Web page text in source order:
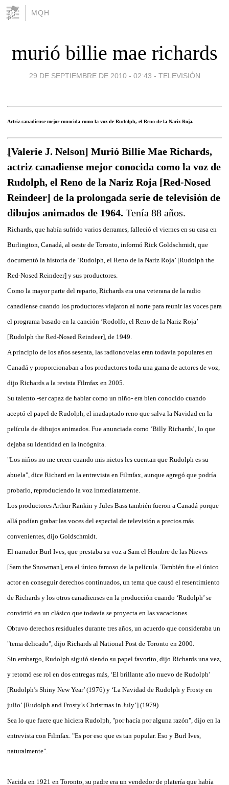
MQH
murió billie mae richards
29 DE SEPTIEMBRE DE 2010 - 02:43 - TELEVISIÓN
Actriz canadiense mejor conocida como la voz de Rudolph, el Reno de la Nariz Roja.
[Valerie J. Nelson] Murió Billie Mae Richards,
actriz canadiense mejor conocida como la voz de
Rudolph, el Reno de la Nariz Roja [Red-Nosed
Reindeer] de la prolongada serie de televisión de
dibujos animados de 1964. Tenía 88 años.
Richards, que había sufrido varios derrames, falleció el viernes en su casa en
Burlington, Canadá, al oeste de Toronto, informó Rick Goldschmidt, que
documentó la historia de ‘Rudolph, el Reno de la Nariz Roja’ [Rudolph the
Red-Nosed Reindeer] y sus productores.
Como la mayor parte del reparto, Richards era una veterana de la radio
canadiense cuando los productores viajaron al norte para reunir las voces para
el programa basado en la canción ‘Rodolfo, el Reno de la Nariz Roja’
[Rudolph the Red-Nosed Reindeer], de 1949.
A principio de los años sesenta, las radionovelas eran todavía populares en
Canadá y proporcionaban a los productores toda una gama de actores de voz,
dijo Richards a la revista Filmfax en 2005.
Su talento -ser capaz de hablar como un niño- era bien conocido cuando
aceptó el papel de Rudolph, el inadaptado reno que salva la Navidad en la
película de dibujos animados. Fue anunciada como ‘Billy Richards’, lo que
dejaba su identidad en la incógnita.
"Los niños no me creen cuando mis nietos les cuentan que Rudolph es su
abuela", dice Richard en la entrevista en Filmfax, aunque agregó que podría
probarlo, reproduciendo la voz inmediatamente.
Los productores Arthur Rankin y Jules Bass también fueron a Canadá porque
allá podían grabar las voces del especial de televisión a precios más
convenientes, dijo Goldschmidt.
El narrador Burl Ives, que prestaba su voz a Sam el Hombre de las Nieves
[Sam the Snowman], era el único famoso de la película. También fue el único
actor en conseguir derechos continuados, un tema que causó el resentimiento
de Richards y los otros canadienses en la producción cuando ‘Rudolph’ se
convirtió en un clásico que todavía se proyecta en las vacaciones.
Obtuvo derechos residuales durante tres años, un acuerdo que consideraba un
"tema delicado", dijo Richards al National Post de Toronto en 2000.
Sin embargo, Rudolph siguió siendo su papel favorito, dijo Richards una vez,
y retomó ese rol en dos entregas más, ‘El brillante año nuevo de Rudolph’
[Rudolph’s Shiny New Year’ (1976) y ‘La Navidad de Rudolph y Frosty en
julio’ [Rudolph and Frosty’s Christmas in July’] (1979).
Sea lo que fuere que hiciera Rudolph, "por hacía por alguna razón", dijo en la
entrevista con Filmfax. "Es por eso que es tan popular. Eso y Burl Ives,
naturalmente".
Nacida en 1921 en Toronto, su padre era un vendedor de platería que había